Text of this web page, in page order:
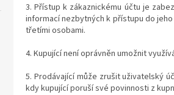
3. Přístup k zákaznickému účtu je
informací nezbytných k přístupu do
třetími osobami.
4. Kupující není oprávněn umožnit
5. Prodávající může zrušit uživatelský
kdy kupující poruší své povinnosti z